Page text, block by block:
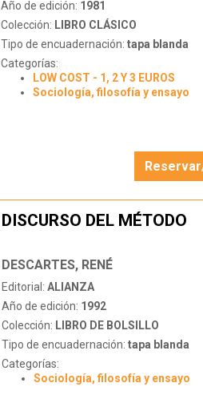
Año de edición: 1981
Colección: LIBRO CLÁSICO
Tipo de encuadernación: tapa blanda
Categorías:
LOW COST - 1, 2 Y 3 EUROS
Sociología, filosofía y ensayo
DISCURSO DEL MÉTODO
DESCARTES, RENÉ
Editorial: ALIANZA
Año de edición: 1992
Colección: LIBRO DE BOLSILLO
Tipo de encuadernación: tapa blanda
Categorías:
Sociología, filosofía y ensayo